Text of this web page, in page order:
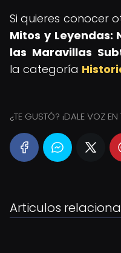
Si quieres conocer
Mitos y Leyendas:
las Maravillas
la categoría
¿TE GUSTÓ? ¡DALE VOZ EN
Articulos